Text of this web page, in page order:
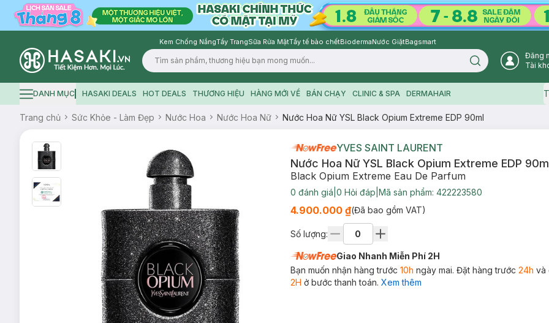
Kem Chống NắngTẩy TrangSữa Rửa MặtTẩy tế bào chếtBiodermaNước GiặtBagsmart
Logo
Search icon
Đăng
Tài
Hamburger icon
DANH MỤC HASAKI DEALS HOT DEALS THƯƠNG HIỆU HÀNG MỚI VỀ BÁN CHẠY CLINIC & SPA DERMAHAIR
Trang chủ Sức Khỏe - Làm Đẹp Nước Hoa Nước Hoa Nữ Nước Hoa Nữ YSL Black Opium Extreme EDP 90ml
YVES SAINT LAURENT
Nước Hoa Nữ YSL Black Opium Extreme EDP
Black Opium Extreme Eau De Parfum
0 đánh giá 0 Hỏi đáp Mã sản phẩm: 422223580
4.900.000 ₫(Đã bao gồm VAT)
Số lượng:
Giao Nhanh Miễn Phí 2H
Bạn muốn nhận hàng trước 10h ngày mai. Đặt hàng trước 24h và
2H ở bước thanh toán. Xem thêm